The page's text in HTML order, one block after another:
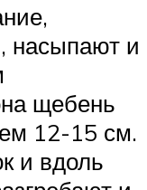
насыпают и
щебень
12-15 см.
и вдоль